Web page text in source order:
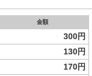
金額
300円
130円
170円